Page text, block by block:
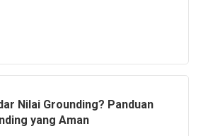
Nilai Grounding? Panduan
yang Aman